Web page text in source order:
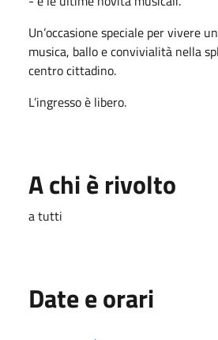
Un’occasione speciale per vivere
musica, ballo e convivialità nella
centro cittadino.
L’ingresso è libero.
A chi è rivolto
a tutti
Date e orari